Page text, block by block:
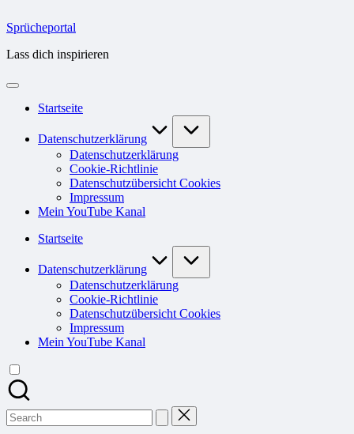
to
Sprücheportal
Lass dich inspirieren
Startseite
Datenschutzerklärung
Datenschutzerklärung
Cookie-Richtlinie
Datenschutzübersicht Cookies
Impressum
Mein YouTube Kanal
Startseite
Datenschutzerklärung
Datenschutzerklärung
Cookie-Richtlinie
Datenschutzübersicht Cookies
Impressum
Mein YouTube Kanal
Search
for: